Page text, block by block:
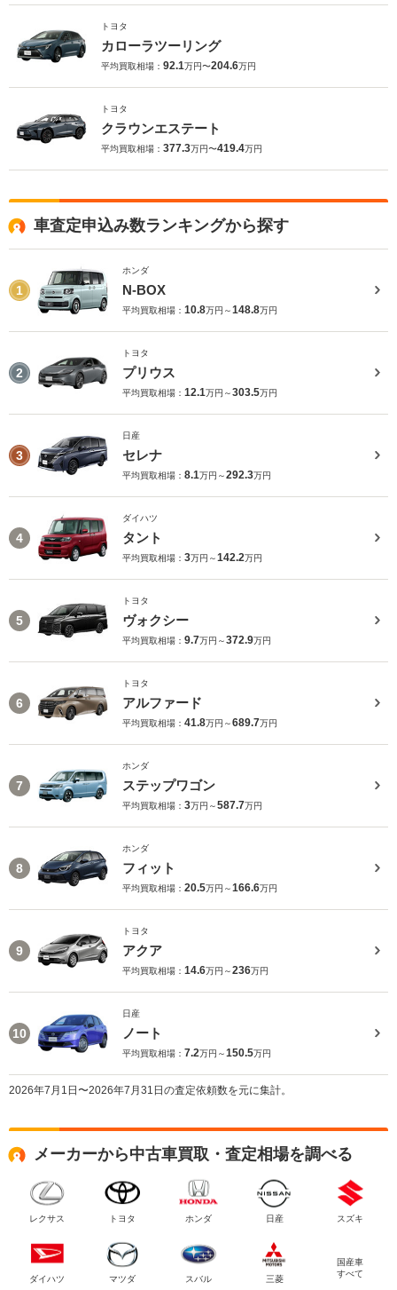
トヨタ
カローラツーリング
平均買取相場： 92.1万円〜204.6万円
トヨタ
クラウンエステート
平均買取相場： 377.3万円〜419.4万円
車査定申込み数ランキングから探す
1
ホンダ
N-BOX
平均買取相場： 10.8万円～148.8万円
2
トヨタ
プリウス
平均買取相場： 12.1万円～303.5万円
3
日産
セレナ
平均買取相場： 8.1万円～292.3万円
4
ダイハツ
タント
平均買取相場： 3万円～142.2万円
5
トヨタ
ヴォクシー
平均買取相場： 9.7万円～372.9万円
6
トヨタ
アルファード
平均買取相場： 41.8万円～689.7万円
7
ホンダ
ステップワゴン
平均買取相場： 3万円～587.7万円
8
ホンダ
フィット
平均買取相場： 20.5万円～166.6万円
9
トヨタ
アクア
平均買取相場： 14.6万円～236万円
10
日産
ノート
平均買取相場： 7.2万円～150.5万円
2026年7月1日〜2026年7月31日の査定依頼数を元に集計。
メーカーから中古車買取・査定相場を調べる
レクサス トヨタ ホンダ 日産 スズキ
ダイハツ マツダ スバル 三菱
国産車
すべて